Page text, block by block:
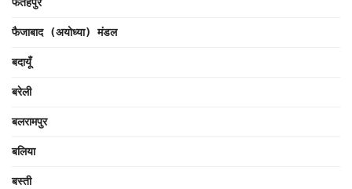
फैजाबाद (अयोध्या) मंडल
बदायूँ
बरेली
बलरामपुर
बलिया
बस्ती